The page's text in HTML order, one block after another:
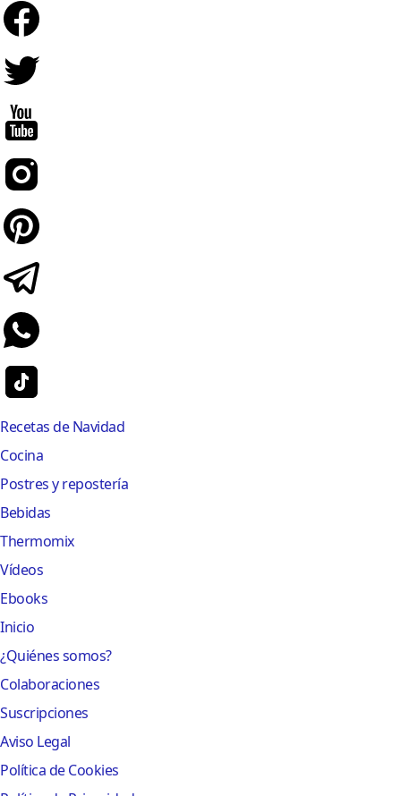
Recetas de Navidad
Cocina
Postres y repostería
Bebidas
Thermomix
Vídeos
Ebooks
Inicio
¿Quiénes somos?
Colaboraciones
Suscripciones
Aviso Legal
Política de Cookies